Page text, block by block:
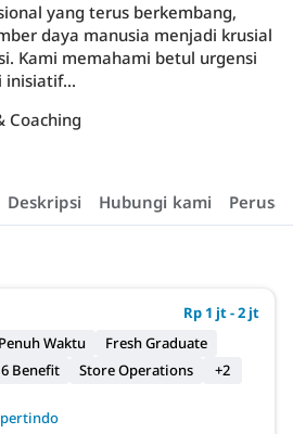
yang terus berkembang,
daya manusia menjadi krusial
Kami memahami betul urgensi
inisiatif...
Coaching
Deskripsi Hubungi kami
Rp 1 jt - 2 jt
Penuh Waktu
Fresh Graduate
6 Benefit Store Operations +2